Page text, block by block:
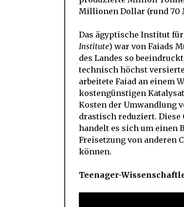
Millionen Dollar (rund 70
Das ägyptische Institut
Institute) war von Faiads
des Landes so
technisch höchst
arbeitete Faiad an einem
kostengünstigen
Kosten der Umwandlung
drastisch reduziert. Diese
handelt es sich um einen
Freisetzung von anderen
können.
Teenager-